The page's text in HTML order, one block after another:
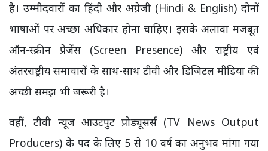
है। उम्मीदवारों का हिंदी और अंग्रेजी (Hindi & English) दोनों
भाषाओं पर अच्छा अधिकार होना चाहिए। इसके अलावा मजबूत
ऑन-स्क्रीन प्रेजेंस (Screen Presence) और राष्ट्रीय एवं
अंतरराष्ट्रीय समाचारों के साथ-साथ टीवी और डिजिटल मीडिया की
अच्छी समझ भी जरूरी है।
वहीं, टीवी न्यूज आउटपुट प्रोड्यूसर्स (TV News Output
Producers) के पद के लिए 5 से 10 वर्ष का अनुभव मांगा गया